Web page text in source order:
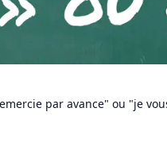
par avance" ou "je